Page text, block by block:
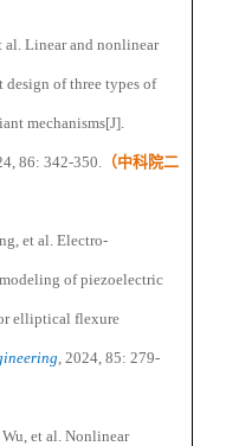
al. Linear and nonlinear
of three types of
mechanisms[J].
86: 342-350. （中科院二
et al. Electro-
of piezoelectric
elliptical flexure
, 2024, 85: 279-
Wu, et al. Nonlinear